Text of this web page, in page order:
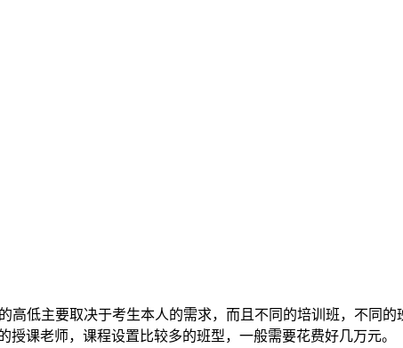
高低主要取决于考生本人的需求，而且不同的培训班，不同
课老师，课程设置比较多的班型，一般需要花费好几万元。